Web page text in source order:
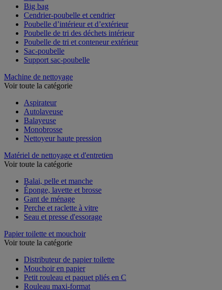
Benne
Big bag
Cendrier-poubelle et cendrier
Poubelle d’intérieur et d’extérieur
Poubelle de tri des déchets intérieur
Poubelle de tri et conteneur extérieur
Sac-poubelle
Machine de nettoyage
Aspirateur
Autolaveuse
Balayeuse
Monobrosse
Matériel de nettoyage et d'entretien
Balai, pelle et manche
Éponge, lavette et brosse
Gant de ménage
Perche et raclette à vitre
Papier toilette et mouchoir
Distributeur de papier toilette
Mouchoir en papier
Petit rouleau et paquet pliés en C